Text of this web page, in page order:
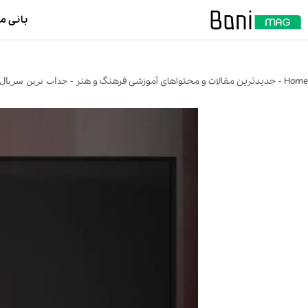
بانی
Home
- جدیدترین مقالات و محتواهای آموزشی فرهنگ و هنر - جذاب ترین سریال